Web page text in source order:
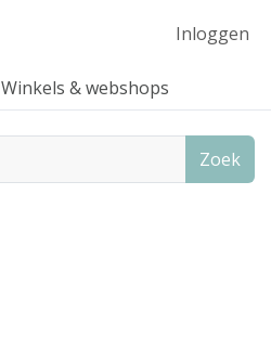
Inloggen
Winkels & webshops
Zoek